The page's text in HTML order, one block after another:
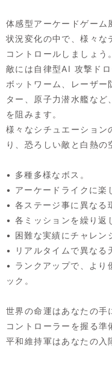
体感型アーケードゲーム
状況変化の中で、様々な
コントロールしましょう。
敵には自律型AI 攻撃ド
ボットワーム、レーザ
ター、原子力潜水艦な
を阻みます。
様々なシチュエーション
り、恐ろしい敵と白熱の
• 多種多様なボス。
• アーケードライクに楽
• 各ステージ事に異なる
• 各ミッションを繰り返
• 困難な実績にチャレン
• リアルタイムで異なる
• ランクアップで、より
ック。
世界の命運はあなたの手
コントローラーを握る準
平和維持軍はあなたの入